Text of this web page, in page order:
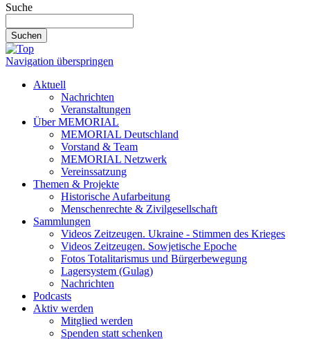
Suche
Suchen
Navigation überspringen
Aktuell
Nachrichten
Veranstaltungen
Über MEMORIAL
MEMORIAL Deutschland
Vorstand & Team
MEMORIAL Netzwerk
Vereinssatzung
Themen & Projekte
Historische Aufarbeitung
Menschenrechte & Zivilgesellschaft
Sammlungen
Videos Zeitzeugen. Ukraine - Stimmen des Krieges
Videos Zeitzeugen. Sowjetische Epoche
Fotos Totalitarismus und Bürgerbewegung
Lagersystem (Gulag)
Nachrichten
Podcasts
Aktiv werden
Mitglied werden
Spenden statt schenken